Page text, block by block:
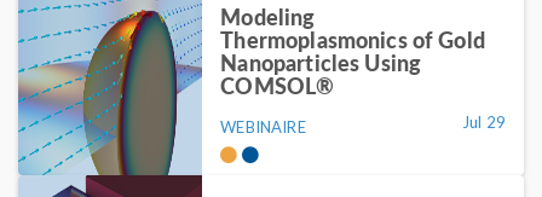
Modeling
Thermoplasmonics of Gold
Nanoparticles Using
COMSOL®
WEBINAIRE Jul 29